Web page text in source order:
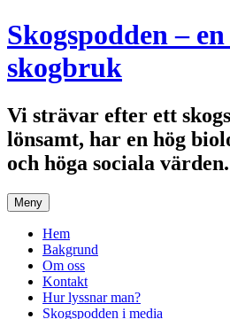
Hoppa
till
innehåll
Skogspodden –
skogbruk
Vi strävar efter ett
lönsamt, har en hög
och höga sociala värden.
Meny
Hem
Bakgrund
Om oss
Kontakt
Hur lyssnar man?
Skogspodden i media